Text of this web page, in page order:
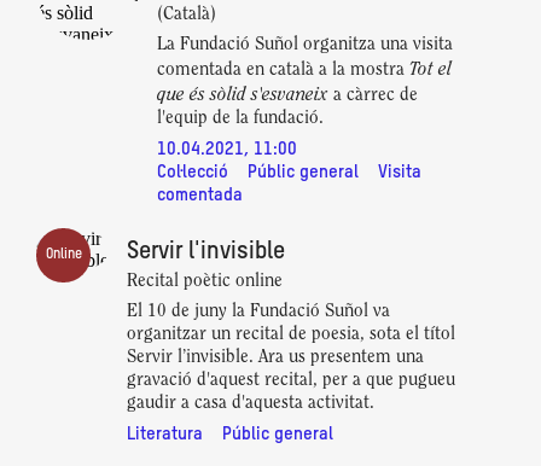
(Català)
La Fundació Suñol organitza una visita
comentada en català a la mostra Tot el
que és sòlid s'esvaneix a càrrec de
l'equip de la fundació.
10.04.2021, 11:00
Col·lecció
Públic general
Visita
comentada
Online Servir l'invisible
Recital poètic online
El 10 de juny la Fundació Suñol va
organitzar un recital de poesia, sota el títol
Servir l’invisible. Ara us presentem una
gravació d'aquest recital, per a que pugueu
gaudir a casa d'aquesta activitat.
Literatura
Públic general